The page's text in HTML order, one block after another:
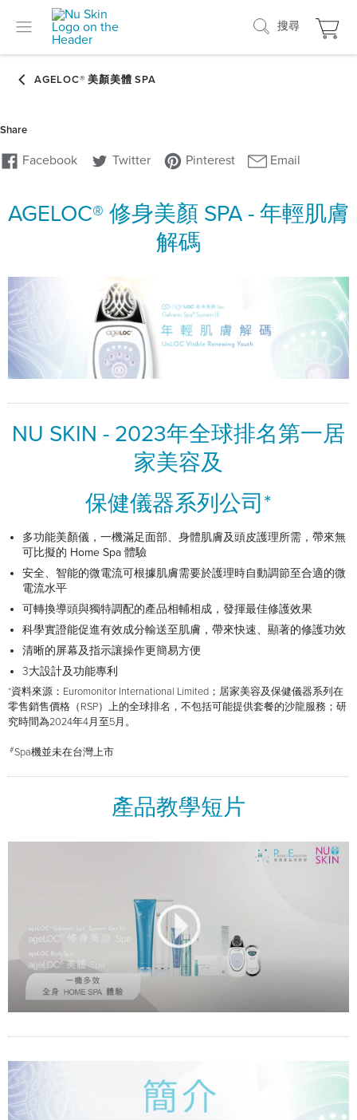
搜尋
AGELOC® 修身美顏 SPA - 年輕肌膚
解碼
NU SKIN - 2023年全球排名第一居
家美容及
保健儀器系列公司*
多功能美顏儀，一機滿足面部、身體肌膚及頭皮護理所需，帶來無
可比擬的 Home Spa 體驗
安全、智能的微電流可根據肌膚需要於護理時自動調節至合適的微
電流水平
可轉換導頭與獨特調配的產品相輔相成，發揮最佳修護效果
科學實證能促進有效成分輸送至肌膚，帶來快速、顯著的修護功效
清晰的屏幕及指示讓操作更簡易方便
3大設計及功能專利
*​資料來源：Euromonitor International Limited；居家美容及保健儀器系列在
零售銷售價格（RSP）上的全球排名，不包括可能提供套餐的沙龍服務；研
究時間為2024年4月至5月。
#Spa機並未在台灣上市
產品教學短片